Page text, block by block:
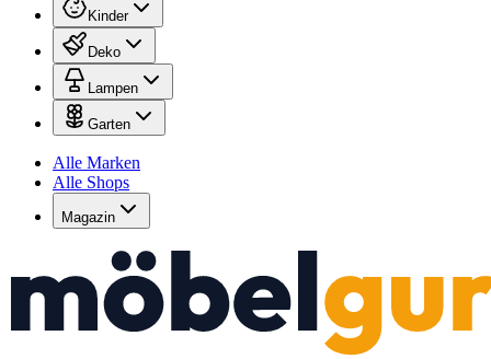
Kinder
Deko
Lampen
Garten
Alle Marken
Alle Shops
Magazin